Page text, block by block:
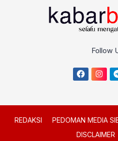
Follow
REDAKSI PEDOMAN MEDIA
DISCLAIMER